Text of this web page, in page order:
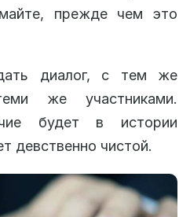
прежде чем это
диалог, с тем же
же участниками.
будет в истории
девственно чистой.